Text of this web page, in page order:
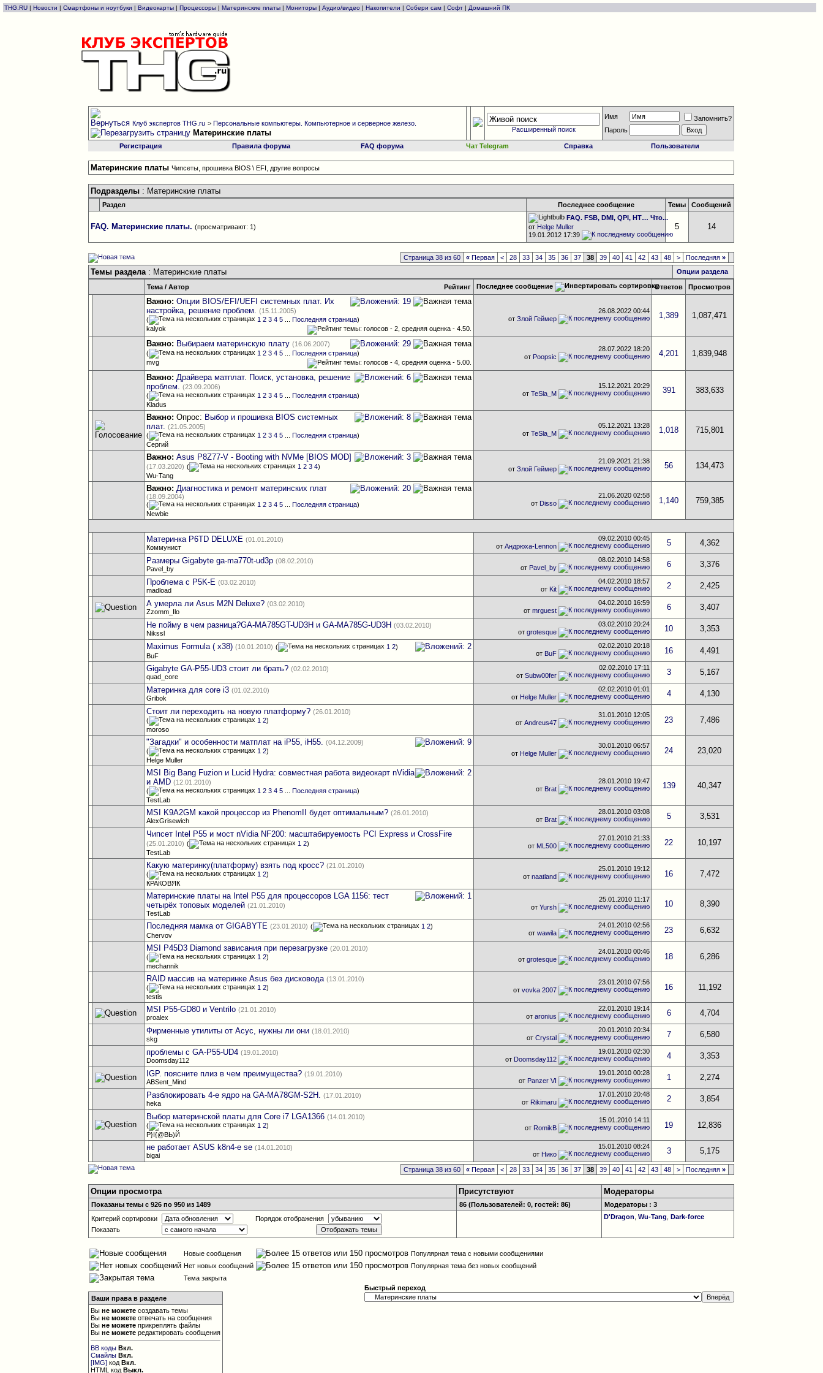
THG.RU | Новости | Смартфоны и ноутбуки | Видеокарты | Процессоры | Материнские платы | Мониторы | Аудио/видео | Накопители | Собери сам | Софт | Домашний ПК
Клуб экспертов THG.ru >Персональные компьютеры. Компьютерное и серверное железо.
Материнские платы Расширенный поиск
Имя
Запомнить?
Пароль
Регистрация Правила форума FAQ форума Чат Telegram Справка Пользователи
Материнские платы Чипсеты, прошивка BIOS \ EFI, другие вопросы
Подразделы : Материнские платы
Раздел Последнее сообщение Темы Сообщений
FAQ. Материнские платы. (просматривают: 1)
FAQ. FSB, DMI, QPI, HT… Что...
от Helge Muller
19.01.2012 17:39
5 14
Страница 38 из 60 « Первая < 28 33 34 35 36 37 38 39 40 41 42 43 48 > Последняя»
Темы раздела: Материнские платы Опции раздела
Рейтинг
Тема /Автор Последнее сообщение Ответов Просмотров
Важно: Опции BIOS/EFI/UEFI системных плат. Их
настройка, решение проблем. (15.11.2005)
(
1 2 3 4 5 ...Последняя страница)
kalyok
26.08.202200:44
отЗлой Геймер 1,389 1,087,471
Важно: Выбираем материнскую плату (16.06.2007)
(
1 2 3 4 5 Последняя страница)
mvg
28.07.2022 18:20
от Poopsic 4,201 1,839,948
Важно: Драйвера матплат. Поиск, установка, решение
проблем. (23.09.2006)
(
1 2 3 4 5 ...Последняя страница)
Kladus
15.12.202120:29
отTeSla_M 391 383,633
Важно: Опрос: Выбор и прошивка BIOS системных
плат. (21.05.2005)
(
1 2 3 4 5 ...Последняя страница)
Сергий
05.12.2021 13:28
отTeSla_M 1,018 715,801
Важно: Asus P8Z77-V - Booting with NVMe [BIOS MOD]
(17.03.2020) ( 1 2 3 4)
Wu-Tang
21.09.202121:38
отЗлой Геймер 56 134,473
Важно: Диагностика и ремонт материнских плат
(18.09.2004)
(
1 2 3 4 5 ...Последняя страница)
Newbie
21.06.202002:58
от Disso 1,140 759,385
Материнка P6TD DELUXE (01.01.2010)
Коммунист
09.02.201000:45
отАндрюха-Lennon 5
4,362
Размеры Gigabyte ga-ma770t-ud3p (08.02.2010)
Pavel_by
08.02.2010 14:58
от Pavel_by 6
3,376
Проблема с P5K-E (03.02.2010)
madload
04.02.2010 18:57
от Kit 2
2,425
А умерла ли Asus M2N Deluxe? (03.02.2010)
Zzomm_Ilo
04.02.2010 16:59
отmrguest 6
3,407
Не пойму в чем разница?GA-MA785GT-UD3H и GA-MA785G-UD3H (03.02.2010)
Nikssl
03.02.201020:24
отgrotesque 10
3,353
Maximus Formula ( x38) (10.01.2010) ( 1 2)
BuF
02.02.201020:18
от BuF 16
4,491
Gigabyte GA-P55-UD3 стоит ли брать? (02.02.2010)
quad_core
02.02.2010 17:11
отSubw00fer 3
5,167
Материнка для сore i3 (01.02.2010)
Gribok
02.02.201001:01
от Helge Muller 4
4,130
Стоит ли переходить на новую платформу? (26.01.2010)
(
1 2)
moroso
31.01.2010 12:05
отAndreus47 23 7,486
"Загадки" и особенности матплат на iP55, iH55. (04.12.2009)
(
1 2)
Helge Muller
30.01.201006:57
от Helge Muller 24 23,020
MSI Big Bang Fuzion и Lucid Hydra: совместная работа видеокарт nVidia
и AMD (12.01.2010)
(
1 2 3 4 5 ...Последняя страница)
TestLab
28.01.2010 19:47
от Brat 139 40,347
MSI K9A2GM какой процессор из PhenomII будет оптимальным? (26.01.2010)
AlexGrisewich
28.01.201003:08
от Brat 5
3,531
Чипсет Intel P55 и мост nVidia NF200: масштабируемость PCI Express и CrossFire
(25.01.2010) ( 1 2)
TestLab
27.01.201021:33
от ML500 22 10,197
Какую материнку(платформу) взять под кросс? (21.01.2010)
(
1 2)
КРАКОВЯК
25.01.2010 19:12
отnaatland 16 7,472
Материнские платы на Intel P55 для процессоров LGA 1156: тест
четырёх топовых моделей (21.01.2010)
TestLab
25.01.2010 11:17
отYursh 10 8,390
Последняя мамка от GIGABYTE (23.01.2010) ( 1 2)
Chervov
24.01.201002:56
отwawila 23
6,632
MSI P45D3 Diamond зависания при перезагрузке (20.01.2010)
(
1 2)
mechannik
24.01.201000:46
отgrotesque 18 6,286
RAID массив на материнке Asus без дисковода (13.01.2010)
(
1 2)
testis
23.01.201007:56
отvovka 2007 16 11,192
MSI P55-GD80 и Ventrilo (21.01.2010)
proalex
22.01.2010 19:14
отaronius 6
4,704
Фирменные утилиты от Асус, нужны ли они (18.01.2010)
skg
20.01.201020:34
отCrystal 7
6,580
проблемы с GA-P55-UD4 (19.01.2010)
Doomsday112
19.01.201002:30
от Doomsday112 4
3,353
IGP. поясните плиз в чем преимущества? (19.01.2010)
ABSent_Mind
19.01.201000:28
от Panzer VI 1
2,274
Разблокировать 4-е ядро на GA-MA78GM-S2H. (17.01.2010)
heka
17.01.201020:48
от Rikimaru 2
3,854
Выбор материнской платы для Core i7 LGA1366 (14.01.2010)
(
1 2)
Р}I{@BЬ)Й
15.01.2010 14:11
от RomikB 19 12,836
не работает ASUS k8n4-e se (14.01.2010)
bigai
15.01.201008:24
от Нико 3 5,175
Страница 38 из 60 « Первая < 28 33 34 35 36 37 38 39 40 41 42 43 48 > Последняя»
Опции просмотра Присутствуют Модераторы
Показаны темы с 926 по 950 из 1489 86 (Пользователей: 0, гостей: 86)
Модераторы : 3
Критерий сортировки
Порядок отображения
Показать
D'Dragon ,Wu-Tang ,Dark-force
Новые сообщения
Популярная тема с новыми сообщениями
Нет новых сообщений
Популярная тема без новых сообщений
Тема закрыта
Ваши права в разделе
Выне можете создавать темы
Выне можете отвечать на сообщения
Выне можете прикреплять файлы
Выне можете редактировать сообщения
BB коды Вкл.
Смайлы Вкл.
[IMG] кодВкл.
HTML кодВыкл.
Быстрый переход